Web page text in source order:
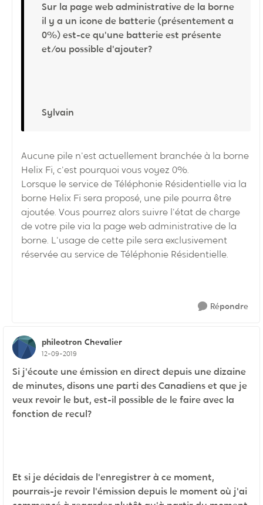
Sur la page web administrative de la borne
il y a un icone de batterie (présentement a
0%) est-ce qu'une batterie est présente
et/ou possible d'ajouter?
Sylvain
Aucune pile n'est actuellement branchée à la borne
Helix Fi,c'est pourquoi vous voyez 0%.
Lorsque le service de Téléphonie Résidentielle via la
borne Helix Fi sera proposé, une pile pourra être
ajoutée. Vous pourrez alors suivre l'état de charge
de votre pile via la page web administrative de la
borne. L'usage de cette pile sera exclusivement
réservée au service de Téléphonie Résidentielle.
Répondre
phileotron Chevalier
12-09-2019
Si j'écoute une émission en direct depuis une dizaine
de minutes, disons une parti des Canadiens et que je
veux revoir le but, est-il possible de le faire avec la
fonction de recul?
Et si je décidais de l'enregistrer à ce moment,
pourrais-je revoir l'émission depuis le moment où j'ai